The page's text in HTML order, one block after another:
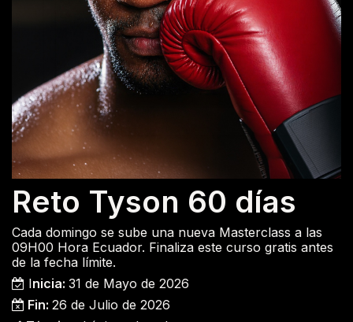
Reto Tyson 60 días
Cada domingo se sube una nueva Masterclass a las
09H00 Hora Ecuador. Finaliza este curso gratis antes
de la fecha límite.
Inicia: 31 de Mayo de 2026
Fin: 26 de Julio de 2026